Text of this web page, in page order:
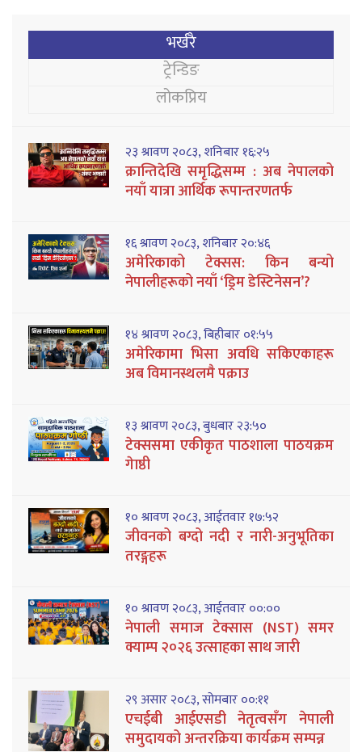
भर्खरै
ट्रेन्डिङ
लोकप्रिय
२३ श्रावण २०८३, शनिबार १६:२५
क्रान्तिदेखि समृद्धिसम्म : अब नेपालको
नयाँ यात्रा आर्थिक रूपान्तरणतर्फ
१६ श्रावण २०८३, शनिबार २०:४६
अमेरिकाको टेक्सस: किन बन्यो
नेपालीहरूको नयाँ ‘ड्रिम डेस्टिनेसन’?
१४ श्रावण २०८३, बिहीबार ०१:५५
अमेरिकामा भिसा अवधि सकिएकाहरू
अब विमानस्थलमै पक्राउ
१३ श्रावण २०८३, बुधबार २३:५०
टेक्ससमा एकीकृत पाठशाला पाठयक्रम
गेाष्ठी
१० श्रावण २०८३, आईतवार १७:५२
जीवनको बग्दो नदी र नारी-अनुभूतिका
तरङ्गहरू
१० श्रावण २०८३, आईतवार ००:००
नेपाली समाज टेक्सास (NST) समर
क्याम्प २०२६ उत्साहका साथ जारी
२९ असार २०८३, सोमबार ००:११
एचईबी आईएसडी नेतृत्वसँग नेपाली
समुदायको अन्तरक्रिया कार्यक्रम सम्पन्न